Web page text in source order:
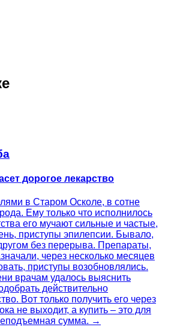
дорогое лекарство
в Старом Осколе, в сотне
Ему только что исполнилось
его мучают сильные и частые,
приступы эпилепсии. Бывало,
без перерыва. Препараты,
через несколько месяцев
приступы возобновлялись.
врачам удалось выяснить
действительно
Вот только получить его через
не выходит, а купить – это для
сумма. →